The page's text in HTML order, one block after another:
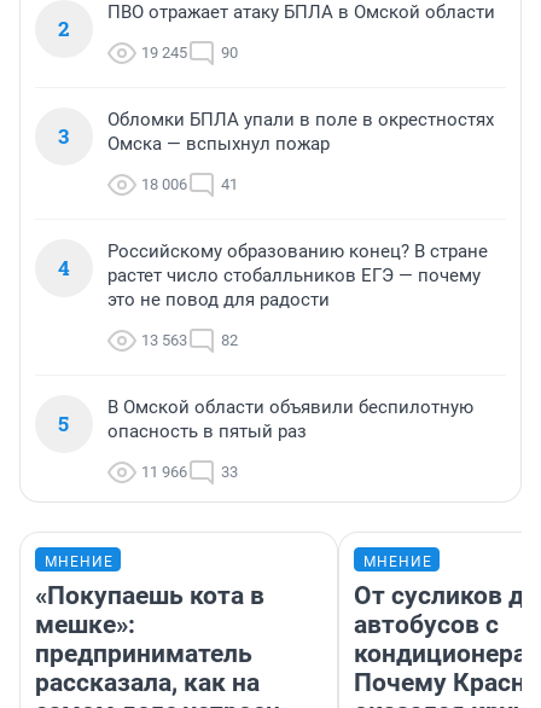
2
ПВО отражает атаку БПЛА в Омской области
19 245 90
3
Обломки БПЛА упали в поле в окрестностях
Омска — вспыхнул пожар
18 006 41
4
Российскому образованию конец? В стране
растет число стобалльников ЕГЭ — почему
это не повод для радости
13 563 82
5
В Омской области объявили беспилотную
опасность в пятый раз
11 966 33
МНЕНИЕ
«Покупаешь кота в
мешке»:
предприниматель
рассказала, как на
МНЕНИЕ
От сусликов до
автобусов с
Почему